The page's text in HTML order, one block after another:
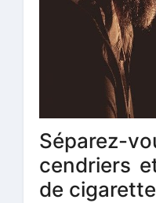
cendriers
de cigarette